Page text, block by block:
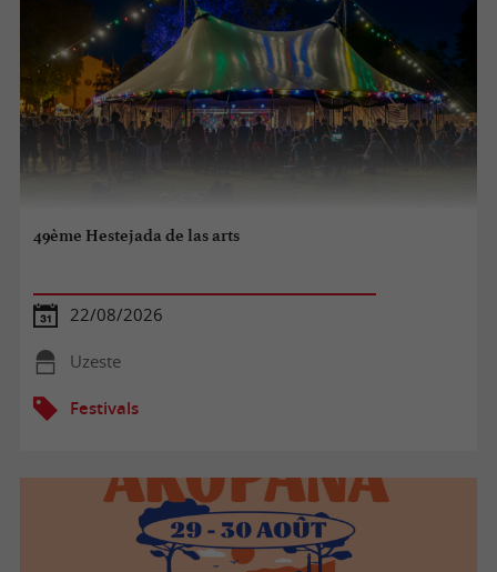
49ème Hestejada de las arts
22/08/2026
Uzeste
Festivals